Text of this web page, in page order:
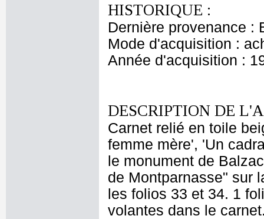
HISTORIQUE :
Dernière provenance :
Mode d'acquisition :
Année d'acquisition :
DESCRIPTION DE
Carnet relié en toile
femme mère', 'Un
le monument de
de Montparnasse" sur
les folios 33 et 34. 1
volantes dans le